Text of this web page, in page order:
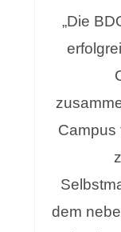
„Die
Campus
dem